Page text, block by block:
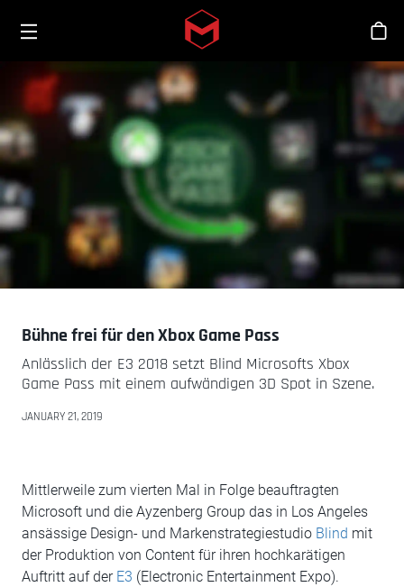
Skip to main content
Bühne frei für den Xbox Game Pass
Anlässlich der E3 2018 setzt Blind Microsofts Xbox
Game Pass mit einem aufwändigen 3D Spot in Szene.
JANUARY 21, 2019
Mittlerweile zum vierten Mal in Folge beauftragten
Microsoft und die Ayzenberg Group das in Los Angeles
ansässige Design- und Markenstrategiestudio Blind mit
der Produktion von Content für ihren hochkarätigen
Auftritt auf der E3 (Electronic Entertainment Expo).